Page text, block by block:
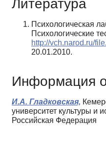
Литература
Психологическая
Психологические
http://vch.narod.ru/
20.01.2010.
Информация
И.А. Гладковская,
университет культуры и
Российская Федерация